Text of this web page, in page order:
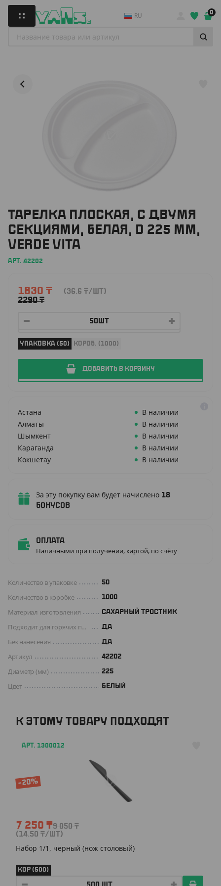
RU 0
ТАРЕЛКА ПЛОСКАЯ, С ДВУМЯ
СЕКЦИЯМИ, БЕЛАЯ, D 225 ММ,
VERDE VITA
АРТ. 42202
1830 ₸
2290₸
(36.6 ₸/ШТ)
УПАКОВКА (50) КОРОБ. (1000)
ДОБАВИТЬ В КОРЗИНУ
Астана
В наличии
Алматы
В наличии
Шымкент
В наличии
Караганда
В наличии
Кокшетау
В наличии
За эту покупку вам будет начислено 18
бонусов
Оплата
Наличными при получении, картой, по счёту
Количество в упаковке 50
Количество в коробке 1000
Материал изготовления САХАРНЫЙ ТРОСТНИК
Подходит для горячих продуктов ДА
Без нанесения ДА
Артикул 42202
Диаметр (мм) 225
Цвет БЕЛЫЙ
К ЭТОМУ ТОВАРУ ПОДХОДЯТ
АРТ. 1300012
-20%
7 250 ₸9 050₸
(14.50 ₸/ШТ)
Набор 1/1, черный (нож столовый)
КОР (500)